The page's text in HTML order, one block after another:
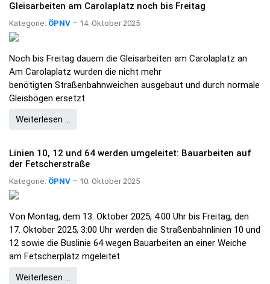
Gleisarbeiten am Carolaplatz noch bis Freitag
Kategorie: ÖPNV 14. Oktober 2025
Noch bis Freitag dauern die Gleisarbeiten am Carolaplatz an
Am Carolaplatz wurden die nicht mehr
benötigten Straßenbahnweichen ausgebaut und durch normale
Gleisbögen ersetzt.
Weiterlesen …
Linien 10, 12 und 64 werden umgeleitet: Bauarbeiten auf
der Fetscherstraße
Kategorie: ÖPNV 10. Oktober 2025
Von Montag, dem 13. Oktober 2025, 4:00 Uhr bis Freitag, den
17. Oktober 2025, 3:00 Uhr werden die Straßenbahnlinien 10 und
12 sowie die Buslinie 64 wegen Bauarbeiten an einer Weiche
am Fetscherplatz mgeleitet
Weiterlesen …